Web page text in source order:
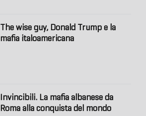
The wise guy, Donald Trump e la
mafia italoamericana
Invincibili. La mafia albanese da
Roma alla conquista del mondo